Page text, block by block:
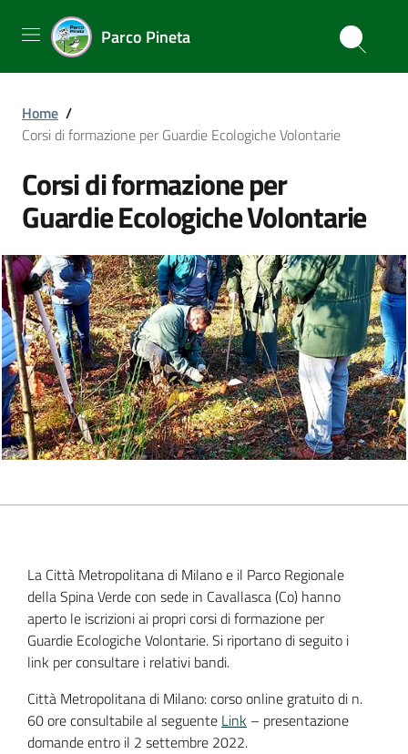
Parco Pineta
Home /
Corsi di formazione per Guardie Ecologiche Volontarie
Corsi di formazione per
Guardie Ecologiche Volontarie
La Città Metropolitana di Milano e il Parco Regionale
della Spina Verde con sede in Cavallasca (Co) hanno
aperto le iscrizioni ai propri corsi di formazione per
Guardie Ecologiche Volontarie. Si riportano di seguito i
link per consultare i relativi bandi.
Città Metropolitana di Milano: corso online gratuito di n.
60 ore consultabile al seguente Link – presentazione
domande entro il 2 settembre 2022.